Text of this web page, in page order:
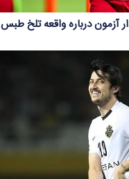
آزمون درباره واقعه تلخ طبس